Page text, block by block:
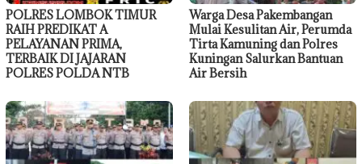
POLRES LOMBOK TIMUR
RAIH PREDIKAT A
PELAYANAN PRIMA,
TERBAIK DI JAJARAN
POLRES POLDA NTB
Warga Desa Pakembangan
Mulai Kesulitan Air, Perumda
Tirta Kamuning dan Polres
Kuningan Salurkan Bantuan
Air Bersih